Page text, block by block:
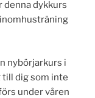
dykkurs
nybörjarkurs i
till dig som inte
under våren